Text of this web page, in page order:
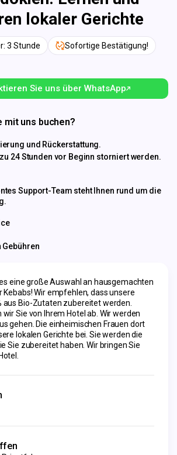
lokaler Gerichte
3 Stunde Sofortige Bestätigung!
Sie uns über WhatsApp
mit uns buchen?
und Rückerstattung.
24 Stunden vor Beginn storniert werden.
Support-Team steht Ihnen rund um die
Gebühren
eine große Auswahl an hausgemachten
Kebabs! Wir empfehlen, dass unsere
aus Bio-Zutaten zubereitet werden.
Sie von Ihrem Hotel ab. Wir werden
gehen. Die einheimischen Frauen dort
lokalen Gerichte bei. Sie werden die
Sie zubereitet haben. Wir bringen Sie